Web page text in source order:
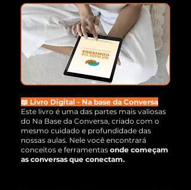
📖 Livro Digital - Na base da Conversa
Este livro é uma das partes mais valiosas
do Na Base da Conversa, criado com o
mesmo cuidado e profundidade das
nossas aulas. Nele você encontrará
conceitos e ferramentas onde começam
as conversas que conectam.